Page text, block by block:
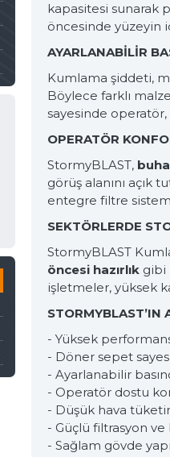
kapasitesi sunarak
öncesinde yüzeyin
AYARLANABİLİR
Kumlama şiddeti,
Böylece farklı
sayesinde
OPERATÖR
StormyBLAST,
görüş alanını açık
entegre filtre
SEKTÖRLERDE
StormyBLAST
öncesi hazırlık gibi
işletmeler, yüksek
STORMYBLAST’IN
- Yüksek
- Döner sepet
- Ayarlanabilir
- Operatör dostu
- Düşük hava
- Güçlü filtrasyon
- Sağlam gövde